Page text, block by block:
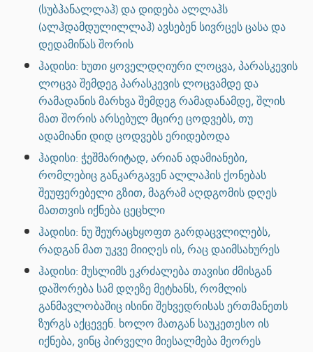
(სუბჰანალლაჰ) და დიდება ალლაჰს
(ალჰდამდულილლაჰ) ავსებენ სივრცეს ცასა და
დედამიწას შორის
ჰადისი: ხუთი ყოველდღიური ლოცვა, პარასკევის
ლოცვა შემდეგ პარასკევის ლოცვამდე და
რამადანის მარხვა შემდეგ რამადანამდე, შლის
მათ შორის არსებულ მცირე ცოდვებს, თუ
ადამიანი დიდ ცოდვებს ერიდებოდა
ჰადისი: ჭეშმარიტად, არიან ადამიანები,
რომლებიც განკარგავენ ალლაჰის ქონებას
შეუფერებელი გზით, მაგრამ აღდგომის დღეს
მათთვის იქნება ცეცხლი
ჰადისი: ნუ შეურაცხყოფთ გარდაცვლილებს,
რადგან მათ უკვე მიიღეს ის, რაც დაიმსახურეს
ჰადისი: მუსლიმს ეკრძალება თავისი ძმისგან
დაშორება სამ დღეზე მეტხანს, რომლის
განმავლობაშიც ისინი შეხვედრისას ერთმანეთს
ზურგს აქცევენ. ხოლო მათგან საუკეთესო ის
იქნება, ვინც პირველი მიესალმება მეორეს